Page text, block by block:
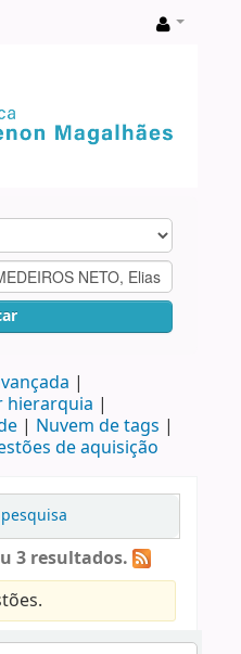
hierarquia
Nuvem de tags
de aquisição
3 resultados.